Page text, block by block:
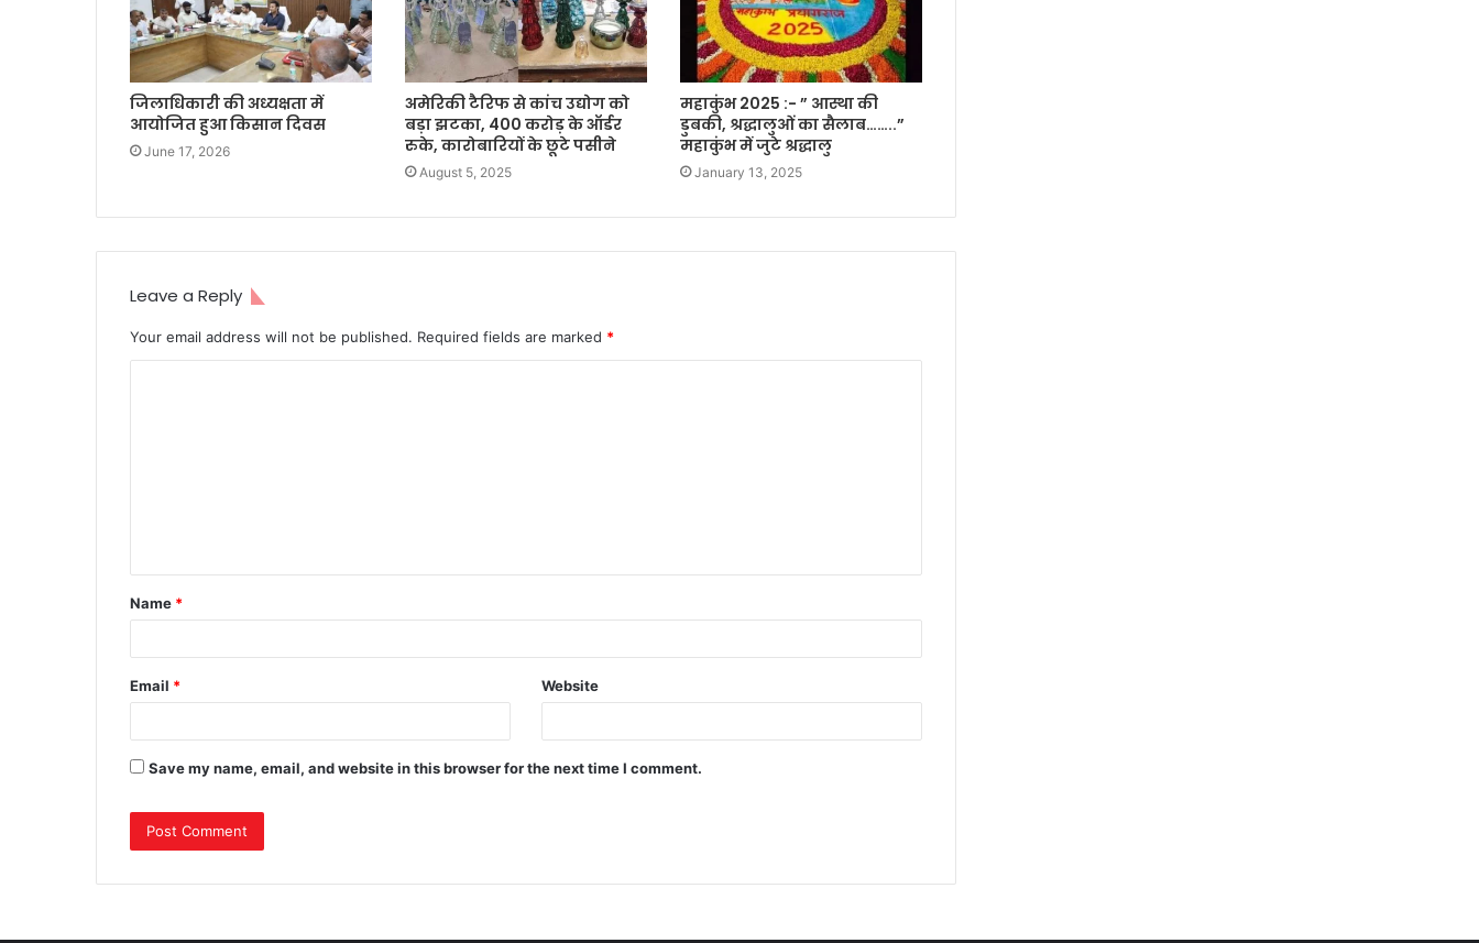
जिलाधिकारी की अध्यक्षता में
आयोजित हुआ किसान दिवस
June 17, 2026
अमेरिकी टैरिफ से कांच उद्योग को
बड़ा झटका, 400 करोड़ के ऑर्डर
रुके, कारोबारियों के छूटे पसीने
August 5, 2025
महाकुंभ 2025 :- ” आस्था की
डुबकी, श्रद्धालुओं का सैलाब……..”
महाकुंभ में जुटे श्रद्धालु
January 13, 2025
Leave a Reply
Your email address will not be published. Required fields are marked *
t
*
Name *
Email * Website
Save my name, email, and website in this browser for the next time I comment.